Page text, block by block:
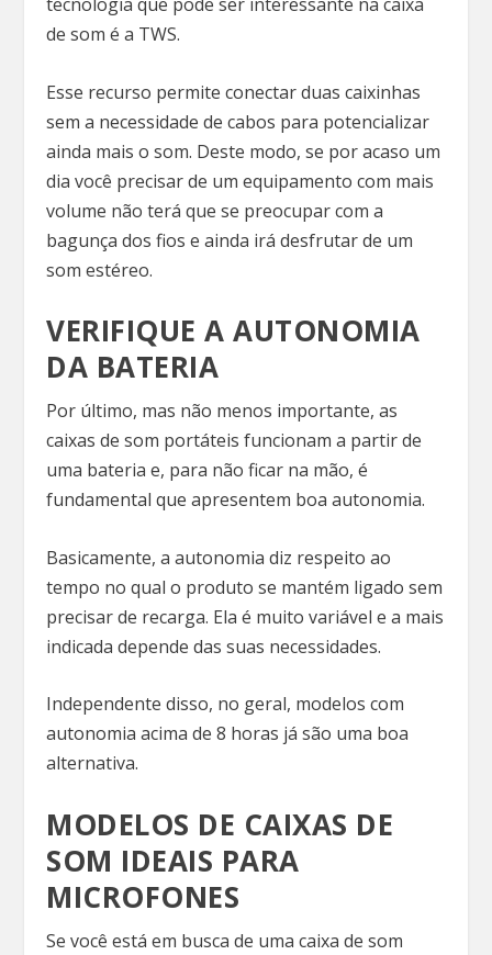
de som é a TWS.
Esse recurso permite conectar duas caixinhas
sem a necessidade de cabos para potencializar
ainda mais o som. Deste modo, se por acaso um
dia você precisar de um equipamento com mais
volume não terá que se preocupar com a
bagunça dos fios e ainda irá desfrutar de um
som estéreo.
VERIFIQUE A AUTONOMIA
DA BATERIA
Por último, mas não menos importante, as
caixas de som portáteis funcionam a partir de
uma bateria e, para não ficar na mão, é
fundamental que apresentem boa autonomia.
Basicamente, a autonomia diz respeito ao
tempo no qual o produto se mantém ligado sem
precisar de recarga. Ela é muito variável e a mais
indicada depende das suas necessidades.
Independente disso, no geral, modelos com
autonomia acima de 8 horas já são uma boa
alternativa.
MODELOS DE CAIXAS DE
SOM IDEAIS PARA
MICROFONES
Se você está em busca de uma caixa de som